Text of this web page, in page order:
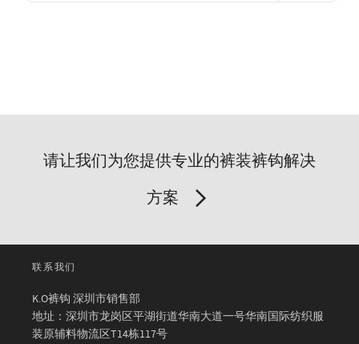
请让我们为您提供专业的裤装裤钩解决
方案
联系我们
K.O裤钩 深圳市销售部
地址：深圳市龙岗区平湖街道华南大道一号华南国际纺织服
装原辅料物流区T14栋117号